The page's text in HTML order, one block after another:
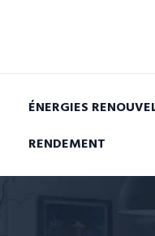
ÉNERGIES
RENDEMENT